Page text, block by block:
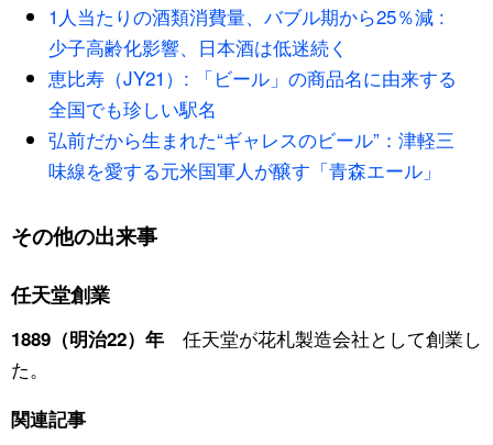
東京
お知らせ
公式SNS
1人当たりの酒類消費量、バブル期から25％減 :
少子高齢化影響、日本酒は低迷続く
恵比寿（JY21）: 「ビール」の商品名に由来する
全国でも珍しい駅名
弘前だから生まれた“ギャレスのビール”：津軽三
味線を愛する元米国軍人が醸す「青森エール」
その他の出来事
任天堂創業
1889（明治22）年任天堂が花札製造会社として創業し
た。
関連記事